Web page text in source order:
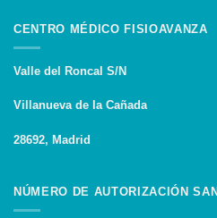
CENTRO MÉDICO FISIOAVANZA
Valle del Roncal S/N
Villanueva de la Cañada
28692, Madrid
NÚMERO DE AUTORIZACIÓN